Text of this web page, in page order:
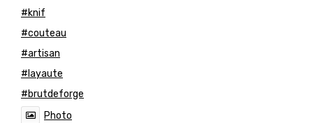
#knif
#couteau
#artisan
#layaute
#brutdeforge
Photo